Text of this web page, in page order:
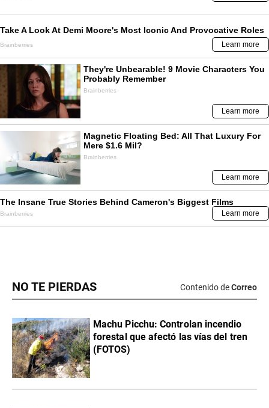
NO TE PIERDAS Contenido deCorreo
Machu Picchu: Controlan incendio
forestal que afectó las vías del tren
(FOTOS)